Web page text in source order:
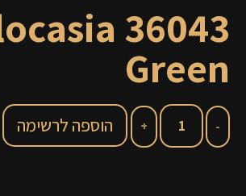
Alocasia
Green
הוספה לרשימה